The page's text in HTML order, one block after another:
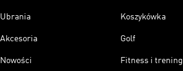
Ubrania
Akcesoria
Nowości
Koszykówka
Golf
Fitness i trening